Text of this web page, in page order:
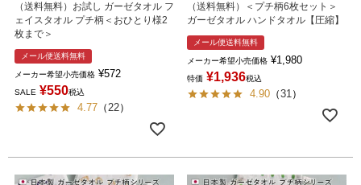
（送料無料）お試し ガーゼタオル フ
ェイスタオル プチ柄＜おひとり様2
枚まで＞
メール便送料無料
メーカー希望小売価格 ¥572
SALE ¥550税込
4.77 （22）
（送料無料）＜プチ柄6枚セット＞
ガーゼタオル ハンドタオル【圧縮】
メール便送料無料
メーカー希望小売価格 ¥1,980
特価 ¥1,936税込
4.90 （31）